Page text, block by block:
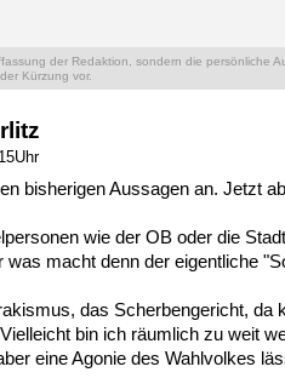
der Redaktion, sondern die persönliche
Kürzung vor.
bisherigen Aussagen an. Jetzt
wie der OB oder die
macht denn der eigentliche
das Scherbengericht, da
bin ich räumlich zu weit
eine Agonie des Wahlvolkes